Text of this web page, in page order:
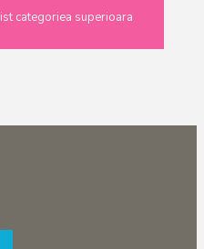
categoriea superioara